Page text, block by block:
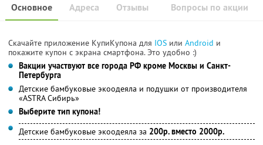
Основное Отзывы Вопросы по акции
Адреса
Скачайте приложение КупиКупона для IOS или Android и
покажите купон с экрана смартфона. Это удобно :)
Вакции участвуют все города РФ кроме Москвы и Санкт-
Петербурга
Детские бамбуковые экоодеяла и подушки от производителя
«ASTRA Сибирь»
Выберите тип купона!
Детские бамбуковые экоодеяла за 200р. вместо 2000р.